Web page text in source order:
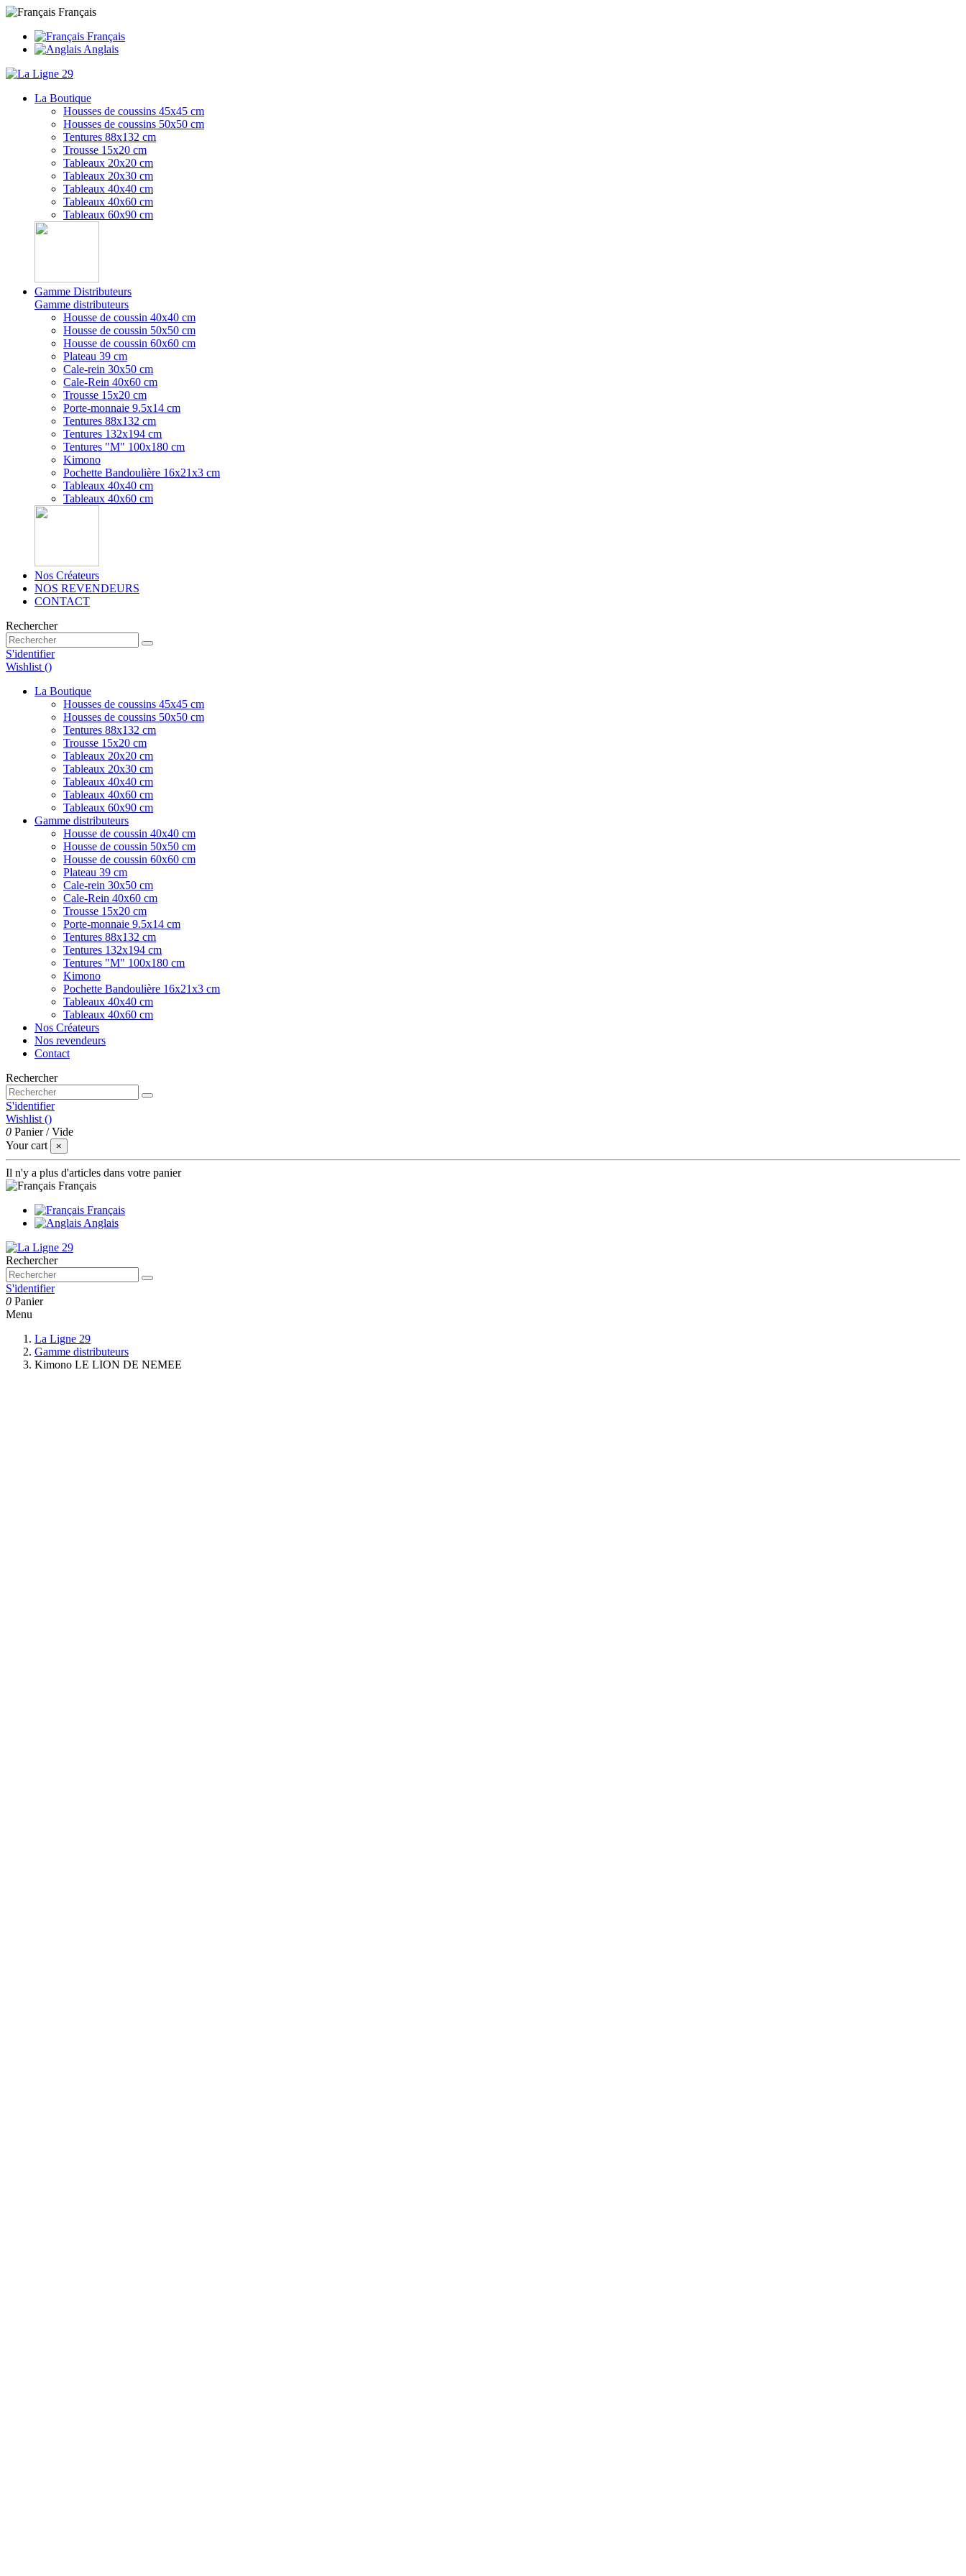
Français
Français
Anglais
La Boutique
Housses de coussins 45x45 cm
Housses de coussins 50x50 cm
Tentures 88x132 cm
Trousse 15x20 cm
Tableaux 20x20 cm
Tableaux 20x30 cm
Tableaux 40x40 cm
Tableaux 40x60 cm
Tableaux 60x90 cm
Gamme Distributeurs
Gamme distributeurs
Housse de coussin 40x40 cm
Housse de coussin 50x50 cm
Housse de coussin 60x60 cm
Plateau 39 cm
Cale-rein 30x50 cm
Cale-Rein 40x60 cm
Trousse 15x20 cm
Porte-monnaie 9.5x14 cm
Tentures 88x132 cm
Tentures 132x194 cm
Tentures "M" 100x180 cm
Kimono
Pochette Bandoulière 16x21x3 cm
Tableaux 40x40 cm
Tableaux 40x60 cm
Nos Créateurs
NOS REVENDEURS
CONTACT
Rechercher
S'identifier
Wishlist ()
La Boutique
Housses de coussins 45x45 cm
Housses de coussins 50x50 cm
Tentures 88x132 cm
Trousse 15x20 cm
Tableaux 20x20 cm
Tableaux 20x30 cm
Tableaux 40x40 cm
Tableaux 40x60 cm
Tableaux 60x90 cm
Gamme distributeurs
Housse de coussin 40x40 cm
Housse de coussin 50x50 cm
Housse de coussin 60x60 cm
Plateau 39 cm
Cale-rein 30x50 cm
Cale-Rein 40x60 cm
Trousse 15x20 cm
Porte-monnaie 9.5x14 cm
Tentures 88x132 cm
Tentures 132x194 cm
Tentures "M" 100x180 cm
Kimono
Pochette Bandoulière 16x21x3 cm
Tableaux 40x40 cm
Tableaux 40x60 cm
Nos Créateurs
Nos revendeurs
Contact
Rechercher
S'identifier
Wishlist ()
0 Panier /Vide
Your cart
×
Il n'y a plus d'articles dans votre panier
Français
Français
Anglais
Rechercher
S'identifier
0 Panier
Menu
La Ligne 29
Gamme distributeurs
Kimono LE LION DE NEMEE